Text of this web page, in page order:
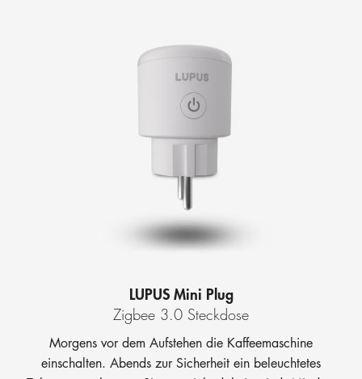
LUPUS Mini Plug
Zigbee 3.0 Steckdose
Morgens vor dem Aufstehen die Kaffeemaschine
einschalten. Abends zur Sicherheit ein beleuchtetes